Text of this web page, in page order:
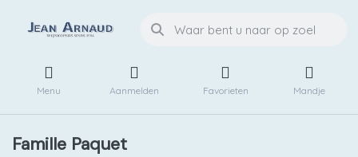
Menu Aanmelden Favorieten Mandje
Famille Paquet